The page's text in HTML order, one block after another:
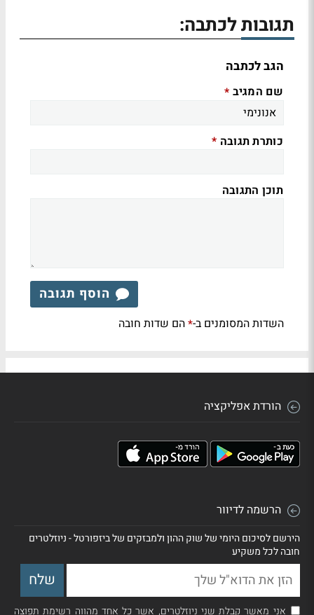
תגובות לכתבה:
הגב לכתבה
שם המגיב *
כותרת תגובה *
תוכן התגובה
הוסף תגובה
השדות המסומנים ב-*הם שדות חובה
הורדת אפליקציה
הרשמה לדיוור
הירשם לסיכום היומי של שוק ההון ולמבזקים של ביזפורטל - ניוזלטרים
חובה לכל משקיע
אני מאשר קבלת שני ניוזלטרים, אשר כל אחד מהווה רשימת תפוצה